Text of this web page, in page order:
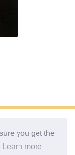
you get the
Learn more